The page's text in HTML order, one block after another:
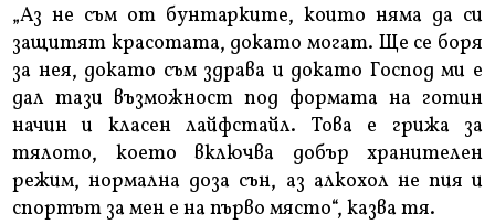
„Аз не съм от бунтарките, които няма да си
защитят красотата, докато могат. Ще се боря
за нея, докато съм здрава и докато Господ ми е
дал тази възможност под формата на готин
начин и класен лайфстайл. Това е грижа за
тялото, което включва добър хранителен
режим, нормална доза сън, аз алкохол не пия и
спортът за мен е на първо място“, казва тя.